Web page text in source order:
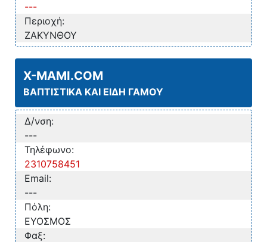
---
Περιοχή:
ΖΑΚΥΝΘΟΥ
X-MAMI.COM
ΒΑΠΤΙΣΤΙΚΑ ΚΑΙ ΕΙΔΗ ΓΑΜΟΥ
Δ/νση:
---
Τηλέφωνο:
2310758451
Email:
---
Πόλη:
ΕΥΟΣΜΟΣ
Φαξ: